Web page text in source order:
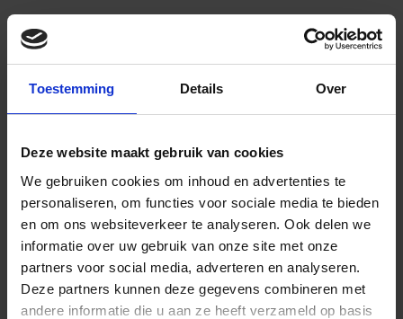
Toestemming Details Over
Deze website maakt gebruik van cookies
We gebruiken cookies om inhoud en advertenties te
personaliseren, om functies voor sociale media te bieden
en om ons websiteverkeer te analyseren. Ook delen we
informatie over uw gebruik van onze site met onze
partners voor social media, adverteren en analyseren.
Deze partners kunnen deze gegevens combineren met
andere informatie die u aan ze heeft verzameld op basis